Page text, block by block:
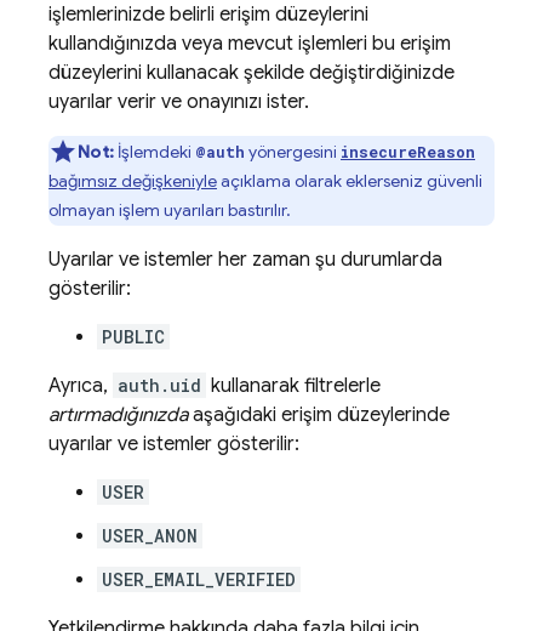
işlemlerinizde belirli erişim düzeylerini
kullandığınızda veya mevcut işlemleri bu erişim
düzeylerini kullanacak şekilde değiştirdiğinizde
uyarılar verir ve onayınızı ister.
Not: İşlemdeki @auth yönergesini insecureReason
bağımsız değişkeniyleaçıklama olarak eklerseniz güvenli
olmayan işlem uyarıları bastırılır.
Uyarılar ve istemler her zaman şu durumlarda
gösterilir:
PUBLIC
Ayrıca, auth.uid kullanarak filtrelerle
artırmadığınızdaaşağıdaki erişim düzeylerinde
uyarılar ve istemler gösterilir:
USER
USER_ANON
USER_EMAIL_VERIFIED